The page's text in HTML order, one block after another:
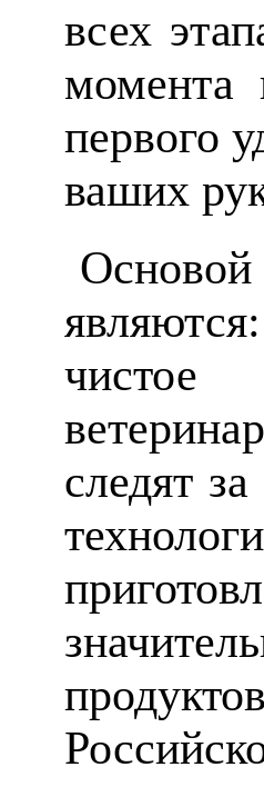
всех
момента
первого
ваших
Основой
чистое
следят